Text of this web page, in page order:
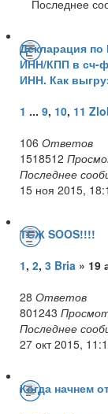
Последнее
Декларация по
ИНН/КПП в сч-ф
ИНН. Как
1 ... 9, 10, 11
106 Ответов
1518512
Последнее
15 ноя 2015,
ТСЖ SOOS!!!!
1, 2, 3 Bria » 19
28 Ответов
801243
Последнее
27 окт 2015,
Когда начнем